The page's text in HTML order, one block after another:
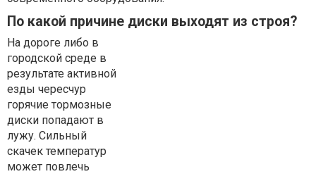
По какой причине диски выходят из строя?
На дороге либо в
городской среде в
результате активной
езды чересчур
горячие тормозные
диски попадают в
лужу. Сильный
скачек температур
может повлечь